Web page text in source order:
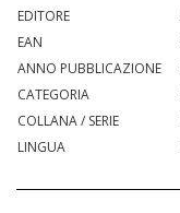
EDITORE
EAN
ANNO PUBBLICAZIONE
CATEGORIA
COLLANA / SERIE
LINGUA